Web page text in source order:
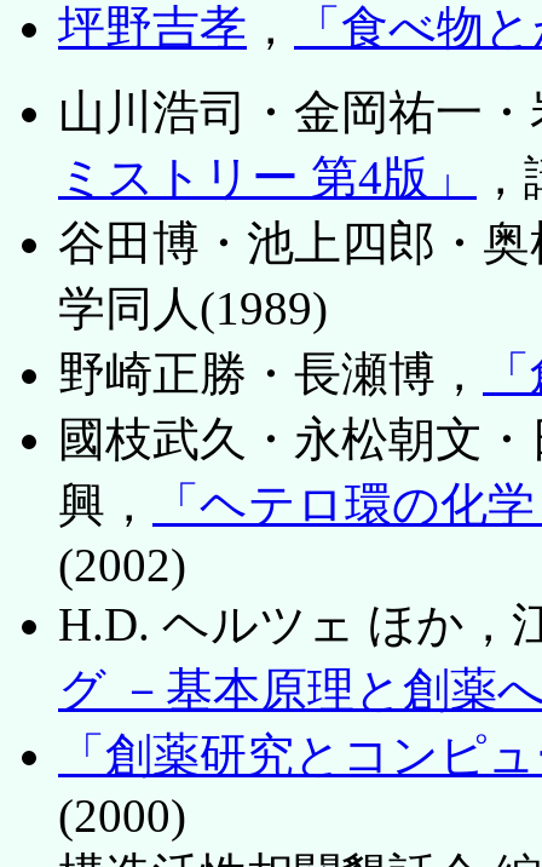
坪野吉孝 ，
「食べ物
山川浩司・金岡祐一
ミストリー 第4版」
谷田博・池上四郎・奥
学同人(1989)
野崎正勝・長瀬博，
國枝武久・永松朝文
興，
「ヘテロ環の化
(2002)
H.D. ヘルツェ ほか，
グ －基本原理と創薬
「創薬研究とコンピ
(2000)